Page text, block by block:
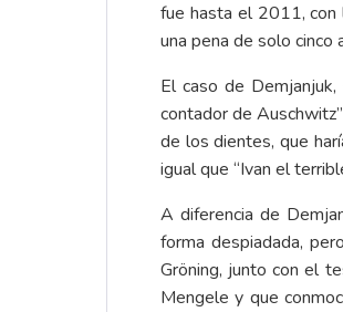
fue hasta el 2011, con
una pena de solo cinco
El caso de
contador de
de los dientes, que
igual que “Ivan el
A diferencia de
forma despiadada,
Gröning, junto con el
Mengele y que